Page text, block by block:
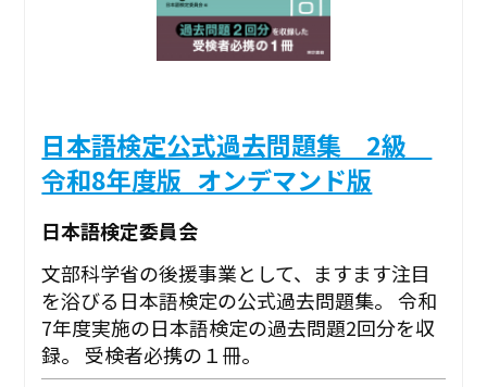
日本語検定公式過去問題集 2級
令和8年度版_オンデマンド版
日本語検定委員会
文部科学省の後援事業として、ますます注目
を浴びる日本語検定の公式過去問題集。 令和
7年度実施の日本語検定の過去問題2回分を収
録。 受検者必携の１冊。